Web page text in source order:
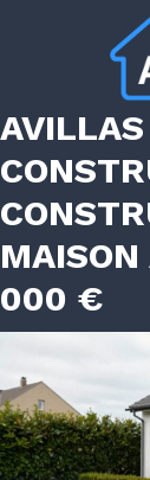
AVILLAS
000 €